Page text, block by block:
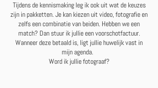
Tijdens de kennismaking leg ik ook uit wat de keuzes
zijn in pakketten. Je kan kiezen uit video, fotografie en
zelfs een combinatie van beiden. Hebben we een
match? Dan stuur ik jullie een voorschotfactuur.
Wanneer deze betaald is, ligt jullie huwelijk vast in
mijn agenda.
Word ik jullie fotograaf?